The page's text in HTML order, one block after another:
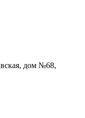
дом №68,